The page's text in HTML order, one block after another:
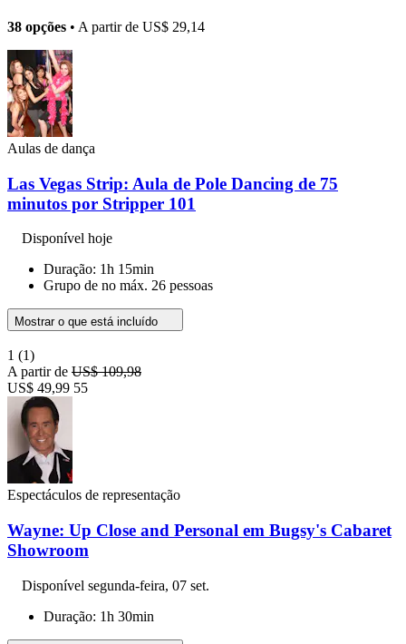
38 opções • A partir de US$ 29,14
Aulas de dança
Las Vegas Strip: Aula de Pole Dancing de 75
minutos por Stripper 101
Disponível hoje
Duração: 1h 15min
Grupo de no máx. 26 pessoas
Mostrar o que está incluído
1 (1)
A partir de US$ 109,98
US$ 49,99 55
Espectáculos de representação
Wayne: Up Close and Personal em Bugsy's Cabaret
Showroom
Disponível segunda-feira, 07 set.
Duração: 1h 30min